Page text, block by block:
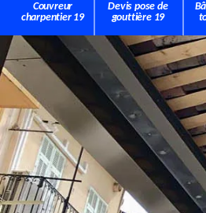
Couvreur
charpentier 19
Devis pose de
gouttière 19